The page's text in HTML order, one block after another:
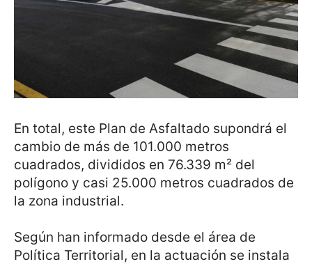
En total, este Plan de Asfaltado supondrá el
cambio de más de 101.000 metros
cuadrados, divididos en 76.339 m² del
polígono y casi 25.000 metros cuadrados de
la zona industrial.
Según han informado desde el área de
Política Territorial, en la actuación se instala